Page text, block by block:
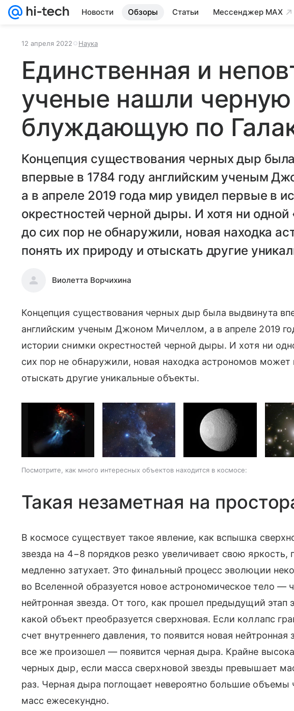
Новости Обзоры Статьи Мессенджер MAX
12 апреля 2022 Наука
Единственная и
ученые нашли
блуждающую по
Концепция существования черных дыр
впервые в 1784 году английским ученым
а в апреле 2019 года мир увидел первые в
окрестностей черной дыры. И хотя ни
до сих пор не обнаружили, новая находка
понять их природу и отыскать другие
Виолетта Ворчихина
Концепция существования черных дыр была выдвинута
английским ученым Джоном Мичеллом, а в апреле 2019
истории снимки окрестностей черной дыры. И хотя ни
сих пор не обнаружили, новая находка астрономов может
отыскать другие уникальные объекты.
Посмотрите, как много интересных объектов находится в космосе:
Такая незаметная на
В космосе существует такое явление, как вспышка
звезда на 4−8 порядков резко увеличивает свою яркость,
медленно затухает. Это финальный процесс эволюции
во Вселенной образуется новое астрономическое тело —
нейтронная звезда. От того, как прошел предыдущий этап
какой объект преобразуется сверхновая. Если коллапс
счет внутреннего давления, то появится новая
все же произошел — появится черная дыра. Крайне
черных дыр, если масса сверхновой звезды превышает
раз. Черная дыра поглощает невероятно большие
масс ежесекундно.